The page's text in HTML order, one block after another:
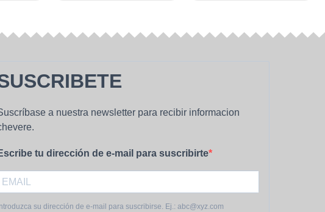
a nuestra newsletter para recibir informacion
tu dirección de e-mail para suscribirte
Introduzca su dirección de e-mail para suscribirse. Ej.: abc@xyz.com